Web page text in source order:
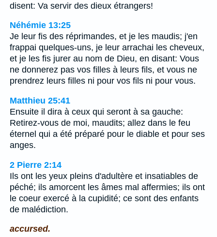
disent: Va servir des dieux étrangers!
Néhémie 13:25
Je leur fis des réprimandes, et je les maudis; j'en
frappai quelques-uns, je leur arrachai les cheveux,
et je les fis jurer au nom de Dieu, en disant: Vous
ne donnerez pas vos filles à leurs fils, et vous ne
prendrez leurs filles ni pour vos fils ni pour vous.
Matthieu 25:41
Ensuite il dira à ceux qui seront à sa gauche:
Retirez-vous de moi, maudits; allez dans le feu
éternel qui a été préparé pour le diable et pour ses
anges.
2 Pierre 2:14
Ils ont les yeux pleins d'adultère et insatiables de
péché; ils amorcent les âmes mal affermies; ils ont
le coeur exercé à la cupidité; ce sont des enfants
de malédiction.
accursed.